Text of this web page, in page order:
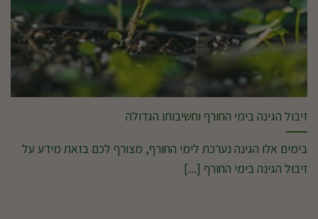
זיבול הגינה בימי החורף וחשיבותו הגדולה
בימים אלו הגינה נערכת לימי החורף, מצורף לכם בזאת מידע על
זיבול הגינה בימי החורף [...]